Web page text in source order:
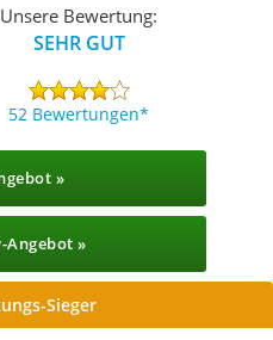
Unsere Bewertung:
SEHR GUT
52 Bewertungen
»
Angebot »
Sieger